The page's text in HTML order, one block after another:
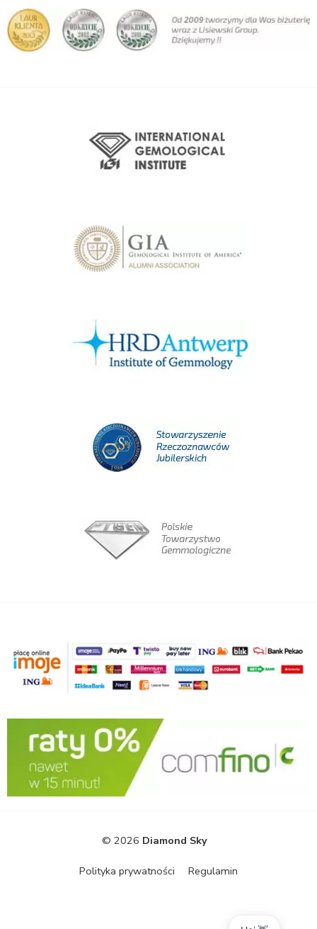
© 2026 Diamond Sky
Polityka prywatności Regulamin